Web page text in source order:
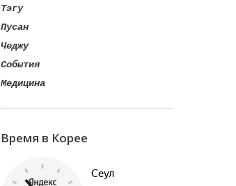
Тэгу
Пусан
Чеджу
События
Медицина
Время в Корее